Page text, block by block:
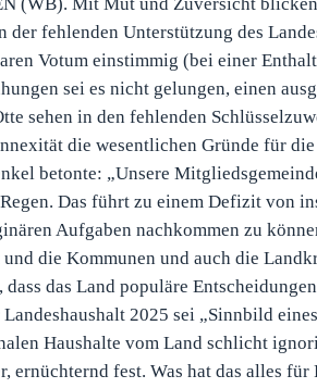
(WB). Mit Mut und Zuversicht
fehlenden Unterstützung des
Votum einstimmig (bei einer
sei es nicht gelungen, einen
sehen in den fehlenden
die wesentlichen Gründe für
betonte: „Unsere
Das führt zu einem Defizit von
Aufgaben nachkommen zu
die Kommunen und auch die
das Land populäre
2025 sei „Sinnbild
Haushalte vom Land schlicht
ernüchternd fest. Was hat das alles